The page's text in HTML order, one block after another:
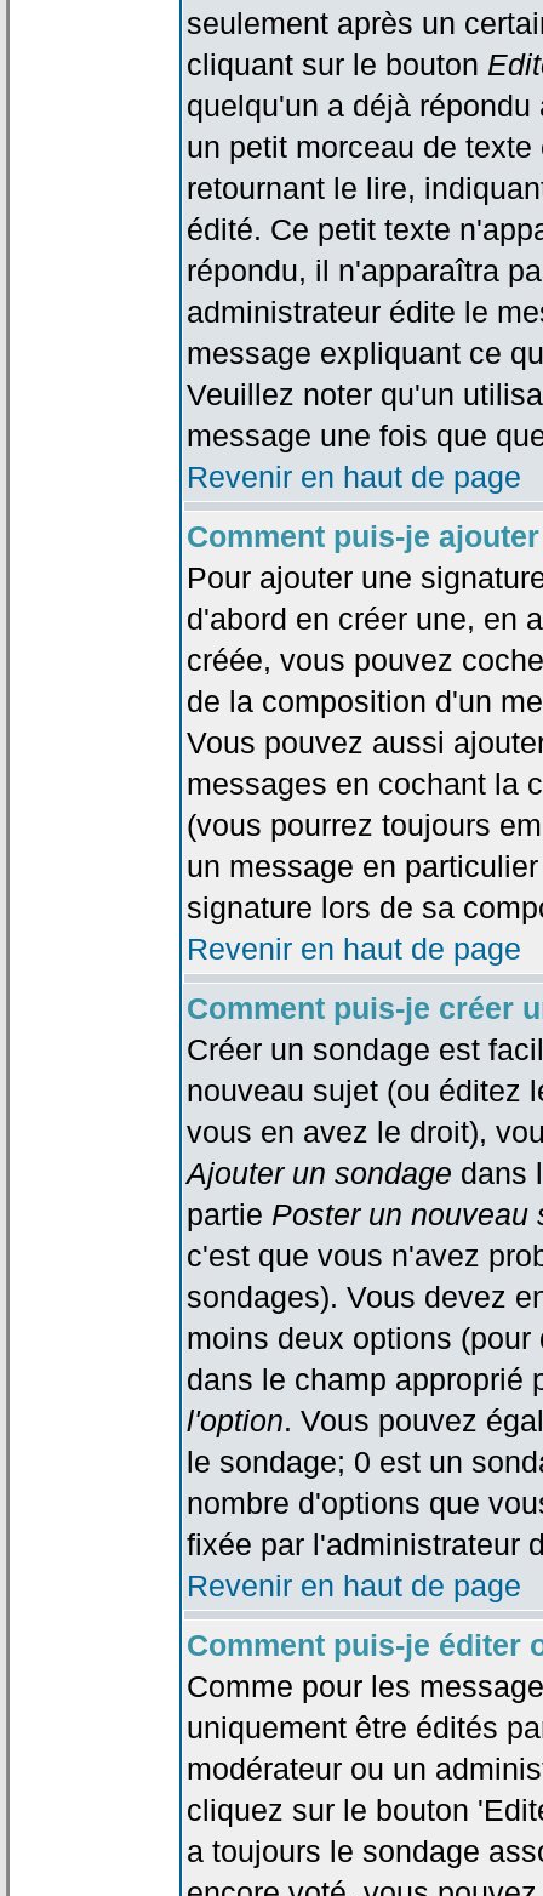
seulement après un
cliquant sur le bouton
quelqu'un a déjà
un petit morceau de
retournant le lire,
édité. Ce petit texte
répondu, il n'apparaîtra
administrateur édite le
message expliquant ce
Veuillez noter qu'un
message une fois que
Revenir en haut de page
Comment puis-je
Pour ajouter une
d'abord en créer une, en
créée, vous pouvez
de la composition d'un
Vous pouvez aussi
messages en cochant la
(vous pourrez toujours
un message en
signature lors de sa
Revenir en haut de page
Comment puis-je créer
Créer un sondage est
nouveau sujet (ou éditez
vous en avez le droit),
Ajouter un sondage dans
partie Poster un nouveau
c'est que vous n'avez
sondages). Vous devez
moins deux options
dans le champ
l'option. Vous pouvez
le sondage; 0 est un
nombre d'options que
fixée par l'administrateur
Revenir en haut de page
Comment puis-je éditer
Comme pour les
uniquement être édités
modérateur ou un
cliquez sur le bouton
a toujours le sondage